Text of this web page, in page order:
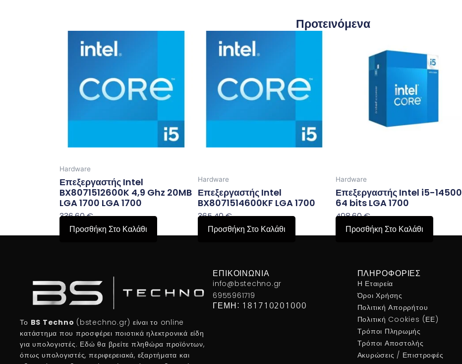
Προτεινόμενα
Hardware
Επεξεργαστής Intel
BX8071512600K 4,9 Ghz 20MB
LGA 1700 LGA 1700
336,60€
Προσθήκη Στο Καλάθι
Hardware
Επεξεργαστής Intel
BX8071514600KF LGA 1700
365,40€
Προσθήκη Στο Καλάθι
Hardware
Επεξεργαστής Intel i5-14500
64 bits LGA 1700
498,60€
Προσθήκη Στο Καλάθι
Το BS Techno (bstechno.gr) είναι το online
κατάστημα που προσφέρει ποιοτικά ηλεκτρονικά είδη
για υπολογιστές. Εδώ θα βρείτε πληθώρα προϊόντων,
όπως υπολογιστές, περιφερειακά, εξαρτήματα και
ΕΠΙΚΟΙΝΩΝΊΑ
info@bstechno.gr
6955961719
ΓΕΜΗ: 181710201000
ΠΛΗΡΟΦΟΡΊΕΣ
Η Εταιρεία
Όροι Χρήσης
Πολιτική Απορρήτου
Πολιτική Cookies (ΕΕ)
Τρόποι Πληρωμής
Τρόποι Αποστολής
Ακυρώσεις / Επιστροφές